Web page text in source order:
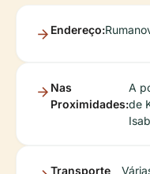
Endereço:
Nas
Proximidades:
A
de
Transporte